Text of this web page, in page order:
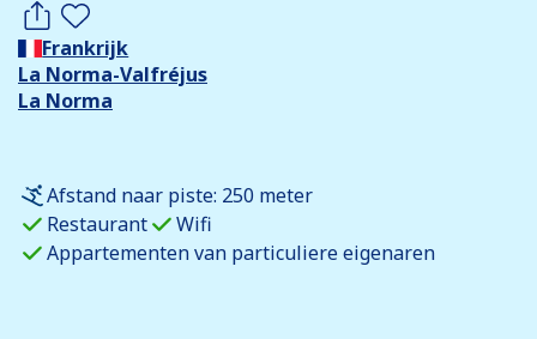
Frankrijk
La Norma-Valfréjus
La Norma
Afstand naar piste: 250 meter
Restaurant
Wifi
Appartementen van particuliere eigenaren